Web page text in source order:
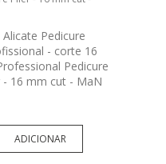
Alicate Pedicure
- corte 16
Pedicure
- 16 mm cut - MaN
ADICIONAR